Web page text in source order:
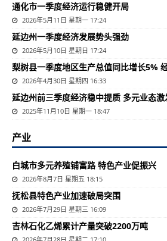
通化市一季度经济运行稳健开局
2026年5月11日 星期一 17:24
延边州一季度经济发展势头强劲
2026年5月10日 星期日 17:24
梨树县一季度地区生产总值同比增长5%
2026年4月30日 星期四 16:33
延边州前三季度经济稳中提质 多元业态
2025年11月10日 星期一 18:47
产业
白城市多元养殖铺富路 特色产业促振兴
2026年8月7日 星期五 18:15
抚松县特色产业加速破局突围
2026年7月29日 星期三 16:09
吉林石化乙烯累计产量突破2200万吨